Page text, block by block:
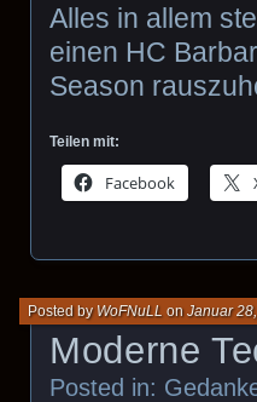
Alles in allem
einen HC
Season
Teilen mit:
Facebook
Moderne
Posted by WoFNuLL onJanuar
Posted in: